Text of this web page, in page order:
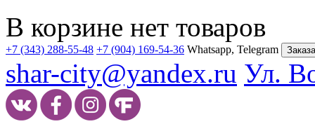
В корзине нет товаров
+7 (343) 288-55-48 +7 (904) 169-54-36 Whatsapp, Telegram
shar-city@yandex.ru Ул.